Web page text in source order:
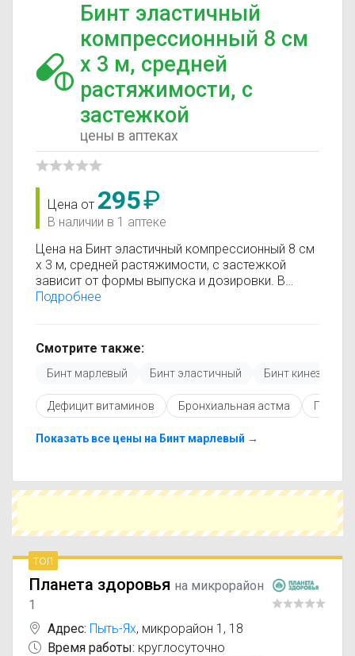
Бинт эластичный
компрессионный 8 см
х 3 м, средней
растяжимости, с
застежкой
цены в аптеках
Цена от 295₽
В наличии в 1 аптеке
Цена на Бинт эластичный компрессионный 8 см
х 3 м, средней растяжимости, с застежкой
зависит от формы выпуска и дозировки. В
каталоге представлены предложения от разных
средней растяжимости, с застежкой по
минимальной цене. Информация о стоимости
регулярно обновляется, поэтому вы видите
только актуальные данные.
Перед покупкой рекомендуется ознакомиться с
противопоказаниями. При необходимости вы
растяжимости, с застежкой с похожим
Чтобы купить Бинт эластичный компрессионный
8 см х 3 м, средней растяжимости, с застежкой
в ближайшей аптеке, укажите свой город и
сравните предложения. Это поможет
сэкономить время и выбрать оптимальный
Подробнее
Смотрите также:
Бинт марлевый Бинт эластичный Бинт кинезио
Дефицит витаминов Бронхиальная астма
Показать все цены на Бинт марлевый →
топ
Планета здоровья на микрорайон
1
Адрес: Пыть-Ях, микрорайон 1, 18
Время работы: круглосуточно